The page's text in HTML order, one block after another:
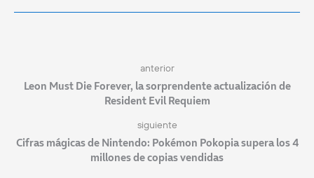
anterior
Leon Must Die Forever, la sorprendente actualización de
Resident Evil Requiem
siguiente
Cifras mágicas de Nintendo: Pokémon Pokopia supera los 4
millones de copias vendidas